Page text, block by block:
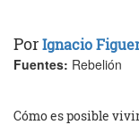
PorIgnacio
Fuentes: Rebelión
Cómo es posible